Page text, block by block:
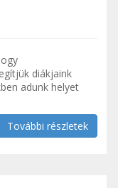
diákjaink
adunk helyet
További részletek